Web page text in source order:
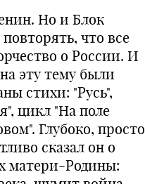
Но и Блок
что все
о России. И
эту тему были
стихи: "Русь",
цикл "На поле
Глубоко, просто
сказал он о
матери-Родины: